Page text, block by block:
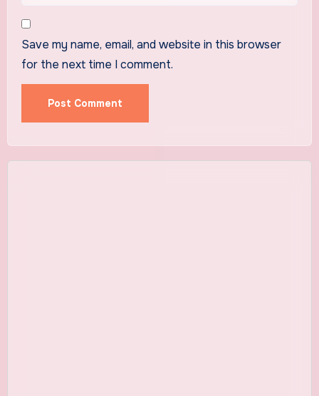
Save my name, email, and website in this browser
for the next time I comment.